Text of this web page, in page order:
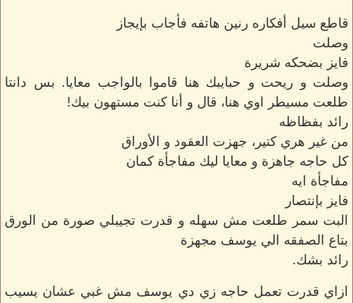
قاطع سيل أفكاره رنين هاتفه فأجاب بإيجاز
وصلت
فايز بضحكه شريرة
وصلت و ريحت و حبايبك هنا قاموا بالواجب معايا. بس دانتا
طلعت مسيطر اوي هنا، قال و أنا كنت مستهون بيك!
رائد بفظاظه
من غير هري كتير، جهزت العقود و الأوراق
كل حاجه جاهزة و معايا ليك مفاجأة كمان
مفاجأة ايه
فايز بإنتصار
البت سمر طلعت مش سهله و قدرت تجيبلي صورة من الورق
بتاع الصفقه الي يوسف مجهزة
رائد بشك.
ازاي قدرت تعمل حاجه زي دي يوسف مش غبي عشان يسيب